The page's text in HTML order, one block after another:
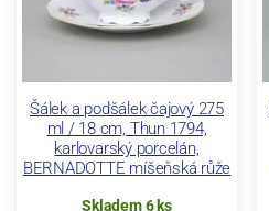
Šálek a podšálek čajový 275
ml / 18 cm, Thun 1794,
karlovarský porcelán,
BERNADOTTE míšeňská růže
Skladem 6 ks